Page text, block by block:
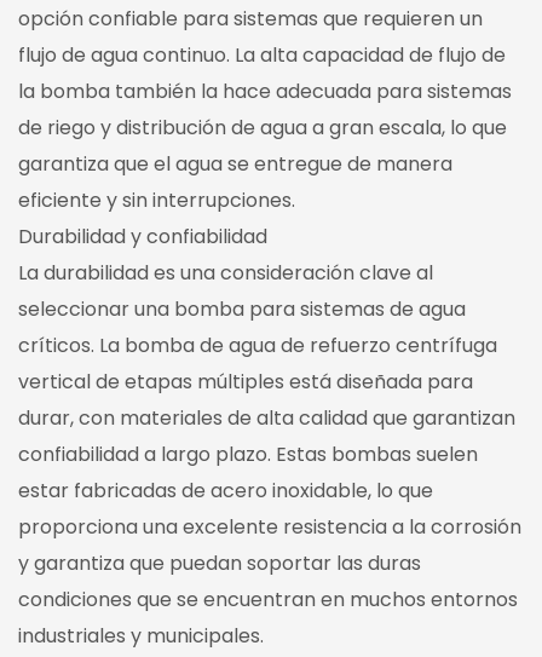
opción confiable para sistemas que requieren un
flujo de agua continuo. La alta capacidad de flujo de
la bomba también la hace adecuada para sistemas
de riego y distribución de agua a gran escala, lo que
garantiza que el agua se entregue de manera
eficiente y sin interrupciones.
Durabilidad y confiabilidad
La durabilidad es una consideración clave al
seleccionar una bomba para sistemas de agua
críticos. La bomba de agua de refuerzo centrífuga
vertical de etapas múltiples está diseñada para
durar, con materiales de alta calidad que garantizan
confiabilidad a largo plazo. Estas bombas suelen
estar fabricadas de acero inoxidable, lo que
proporciona una excelente resistencia a la corrosión
y garantiza que puedan soportar las duras
condiciones que se encuentran en muchos entornos
industriales y municipales.